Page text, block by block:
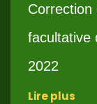
Correction
facultative
2022
Lire plus